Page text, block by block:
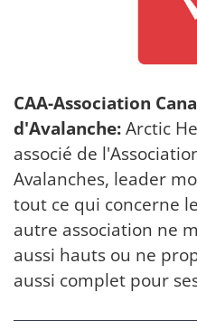
CAA-Association
d'Avalanche:Arctic
associé de
Avalanches, leader
tout ce qui concerne
autre association ne
aussi hauts ou ne
aussi complet pour